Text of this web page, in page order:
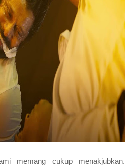
memang cukup menakjubkan.